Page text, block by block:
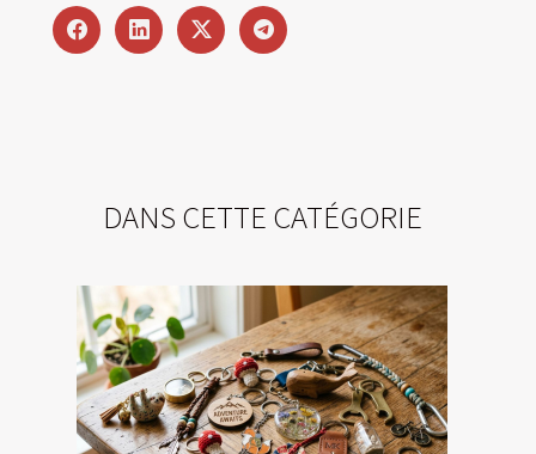
DANS CETTE CATÉGORIE